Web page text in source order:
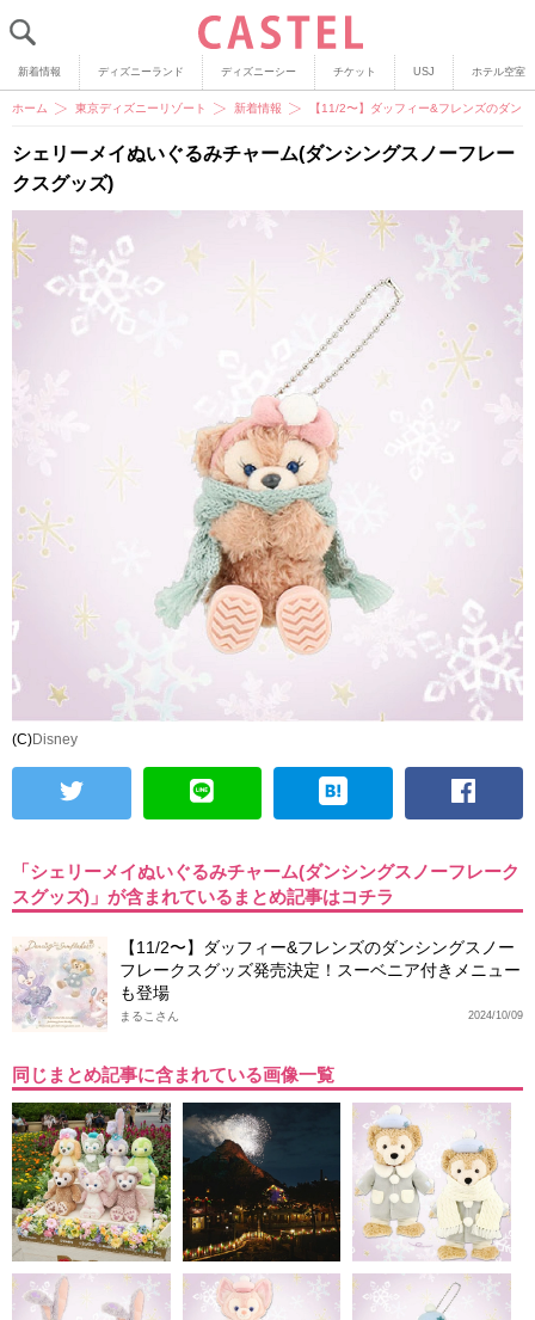
新着情報 ディズニーランド ディズニーシー チケット USJ ホテル空室
ホーム 東京ディズニーリゾート 新着情報 【11/2〜】ダッフィー&フレンズのダン
シェリーメイぬいぐるみチャーム(ダンシングスノーフレー
クスグッズ)
(C)Disney
「シェリーメイぬいぐるみチャーム(ダンシングスノーフレーク
スグッズ)」が含まれているまとめ記事はコチラ
【11/2〜】ダッフィー&フレンズのダンシングスノー
フレークスグッズ発売決定！スーベニア付きメニュー
も登場
2024/10/09
まるこさん
同じまとめ記事に含まれている画像一覧